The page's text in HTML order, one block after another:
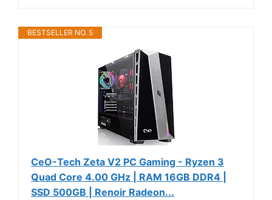
BESTSELLER NO. 5
CeO-Tech Zeta V2 PC Gaming - Ryzen 3
Quad Core 4.00 GHz | RAM 16GB DDR4 |
SSD 500GB | Renoir Radeon...